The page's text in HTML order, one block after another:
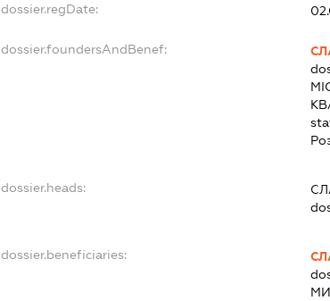
dossier.regDate:
dossier.foundersAndBenef:
dossier.heads:
dossier.beneficiaries: